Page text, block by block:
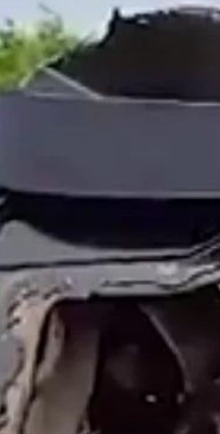
ट्रक ने बाइक सवार को रौंदा, डेहरी
की घटना
2023